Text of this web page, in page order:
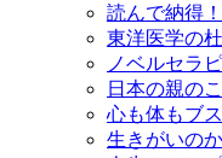
読んで納得
東洋医学の杜
ノベルセラ
日本の親の
心も体もブ
生きがいの